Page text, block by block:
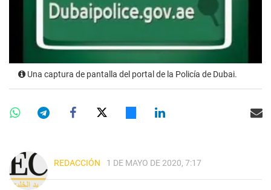
Una captura de pantalla del portal de la Policía de Dubai.
REDACCIÓN 1 DE MAYO DE 2020, 7:17